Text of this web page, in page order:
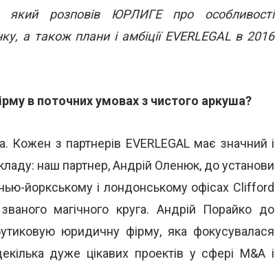
який розповів ЮРЛИГЕ про особливості
а також плани і амбіції EVERLEGAL в 2016
в поточних умовах з чистого аркуша?
Кожен з партнерів EVERLEGAL має значний і
наш партнер, Андрій Оленюк, до установи
йоркському і лондонському офісах Clifford
магічного круга. Андрій Порайко до
юридичну фірму, яка фокусувалася
дуже цікавих проектів у сфері M&A і